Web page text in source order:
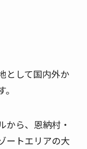
として国内外か
から、恩納村・
ートエリアの大